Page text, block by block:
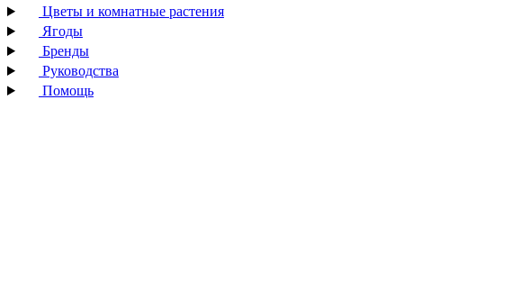
Цветы и комнатные растения
Ягоды
Бренды
Руководства
Помощь